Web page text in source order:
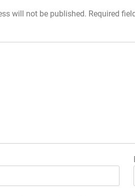
will not be published. Required